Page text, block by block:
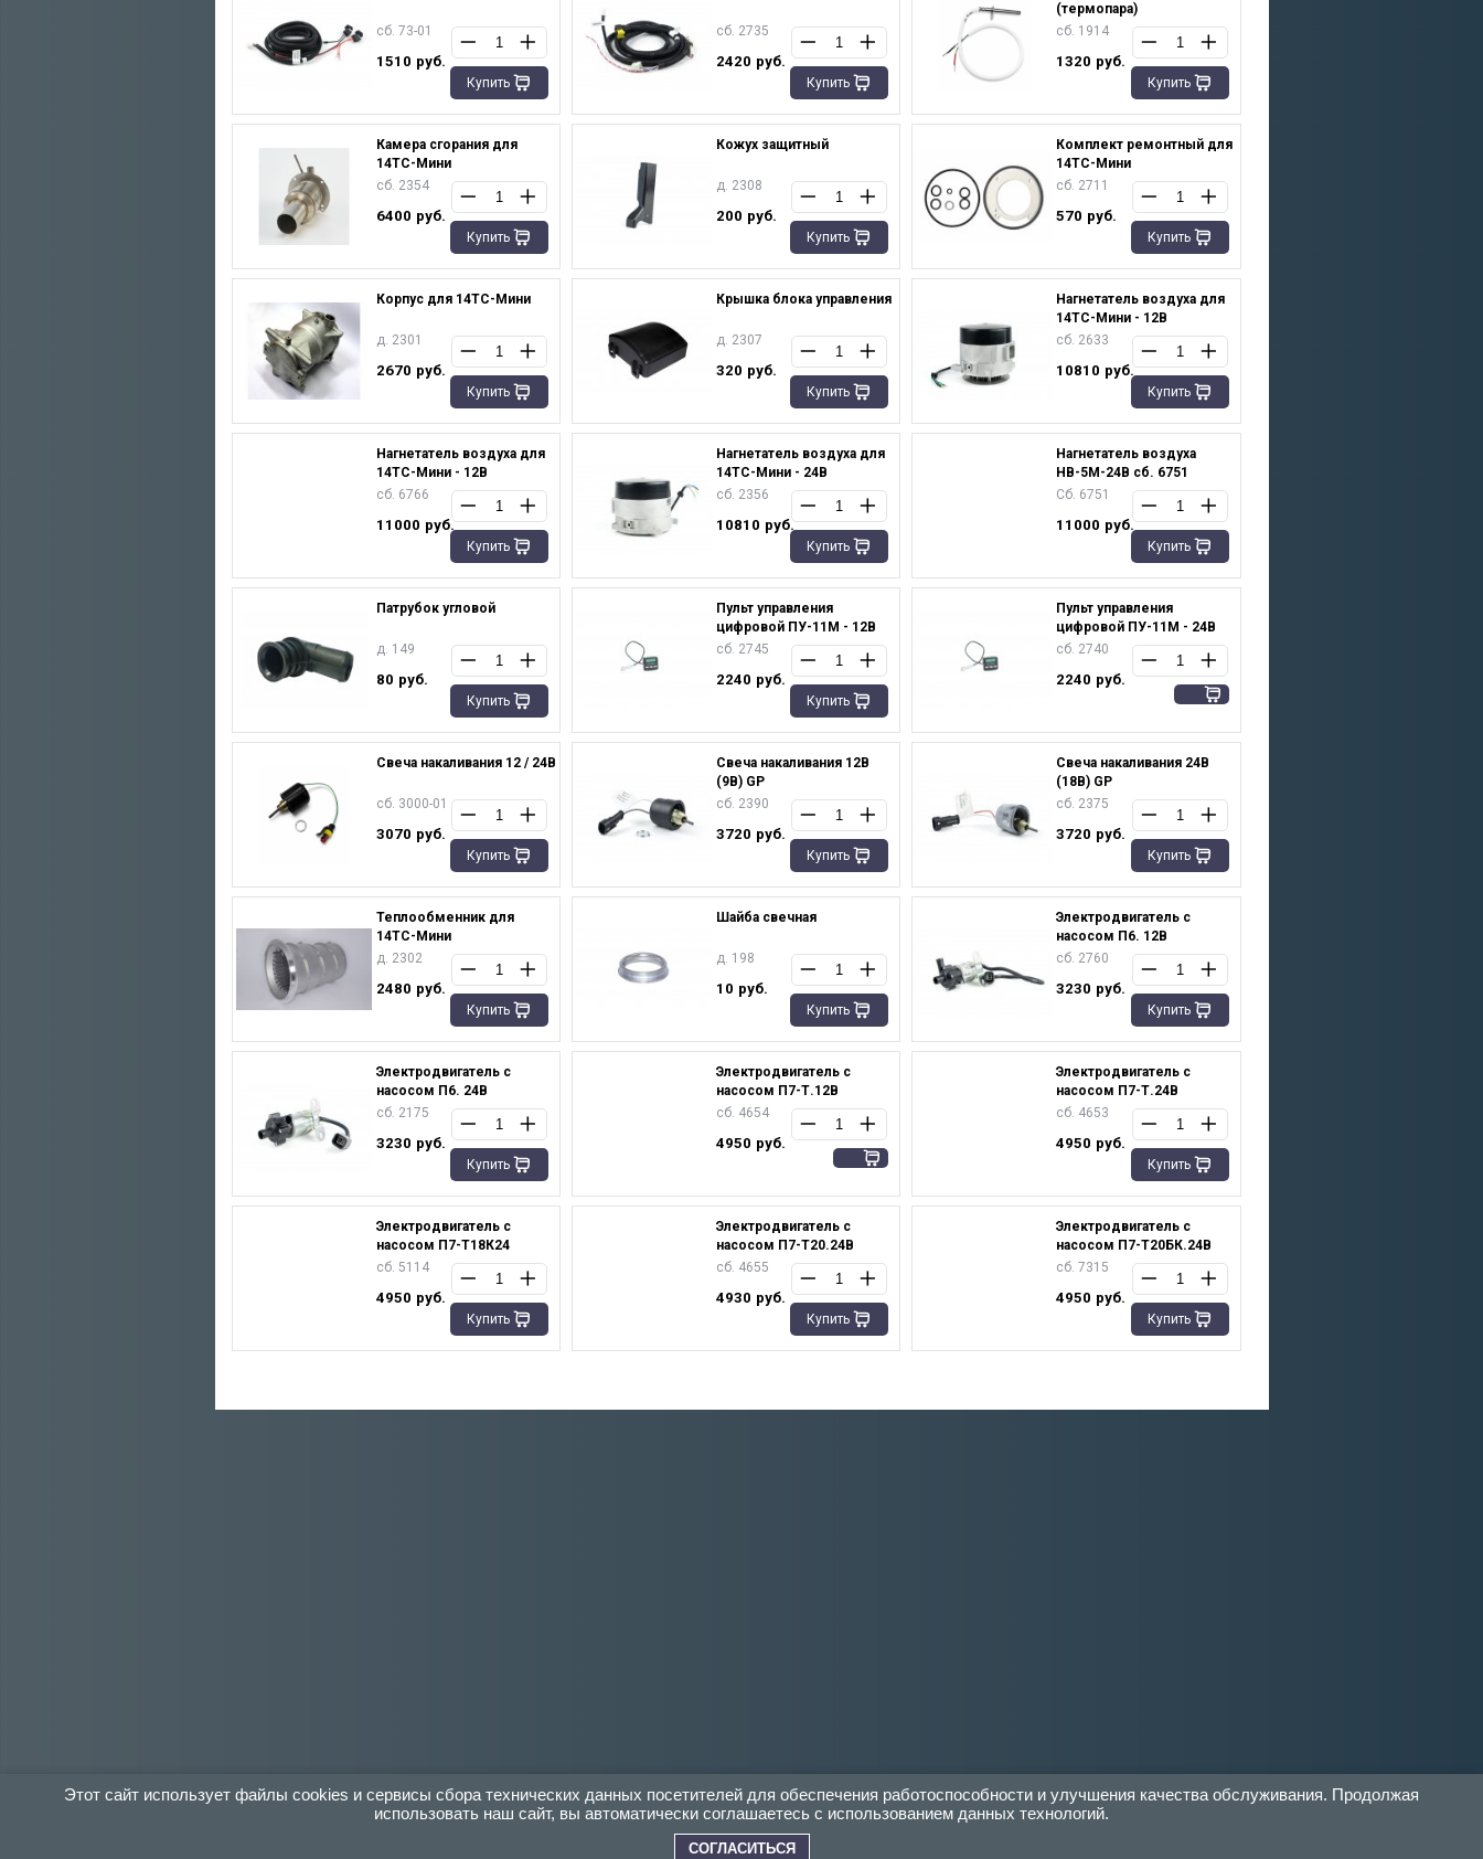
сб. 73-01
1510 руб.
Купить
сб. 2735
2420 руб.
Купить
(термопара)
сб. 1914
1320 руб.
Купить
Камера сгорания для
14ТС-Мини
сб. 2354
6400 руб.
Купить
Кожух защитный
д. 2308
200 руб.
Купить
Комплект ремонтный для
14TC-Мини
сб. 2711
570 руб.
Купить
Корпус для 14TC-Мини
д. 2301
2670 руб.
Купить
Крышка блока управления
д. 2307
320 руб.
Купить
Нагнетатель воздуха для
14TC-Мини - 12В
сб. 2633
10810 руб.
Купить
Нагнетатель воздуха для
14TC-Мини - 12В
сб. 6766
11000 руб.
Купить
Нагнетатель воздуха для
14TC-Мини - 24В
сб. 2356
10810 руб.
Купить
Нагнетатель воздуха
НВ-5М-24В сб. 6751
Сб. 6751
11000 руб.
Купить
Патрубок угловой
д. 149
80 руб.
Купить
Пульт управления
цифровой ПУ-11М - 12В
сб. 2745
2240 руб.
Купить
Пульт управления
цифровой ПУ-11М - 24В
сб. 2740
2240 руб.
Свеча накаливания 12 / 24В
сб. 3000-01
3070 руб.
Купить
Свеча накаливания 12В
(9В) GP
сб. 2390
3720 руб.
Купить
Свеча накаливания 24В
(18В) GP
сб. 2375
3720 руб.
Купить
Теплообменник для
14ТС-Мини
д. 2302
2480 руб.
Купить
Шайба свечная
д. 198
10 руб.
Купить
Электродвигатель с
насосом П6. 12В
сб. 2760
3230 руб.
Купить
Электродвигатель с
насосом П6. 24В
сб. 2175
3230 руб.
Купить
Электродвигатель с
насосом П7-Т.12В
сб. 4654
4950 руб.
Электродвигатель с
насосом П7-Т.24В
сб. 4653
4950 руб.
Купить
Электродвигатель с
насосом П7-Т18К24
сб. 5114
4950 руб.
Купить
Электродвигатель с
насосом П7-Т20.24В
сб. 4655
4930 руб.
Купить
Электродвигатель с
насосом П7-Т20БК.24В
сб. 7315
4950 руб.
Купить
Этот сайт использует файлы cookies и сервисы сбора технических данных посетителей для обеспечения работоспособности и улучшения качества обслуживания. Продолжая
использовать наш сайт, вы автоматически соглашаетесь с использованием данных технологий.
СОГЛАСИТЬСЯ